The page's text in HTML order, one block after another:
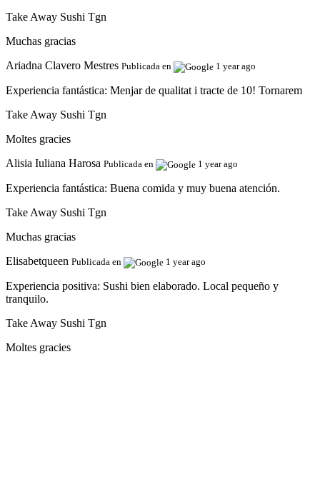
Take Away Sushi Tgn
Muchas gracias
Ariadna Clavero Mestres Publicada en 1 year ago
Experiencia fantástica: Menjar de qualitat i tracte de 10! Tornarem
Take Away Sushi Tgn
Moltes gracies
Alisia Iuliana Harosa Publicada en 1 year ago
Experiencia fantástica: Buena comida y muy buena atención.
Take Away Sushi Tgn
Muchas gracias
Elisabetqueen Publicada en 1 year ago
Experiencia positiva: Sushi bien elaborado. Local pequeño y
tranquilo.
Take Away Sushi Tgn
Moltes gracies